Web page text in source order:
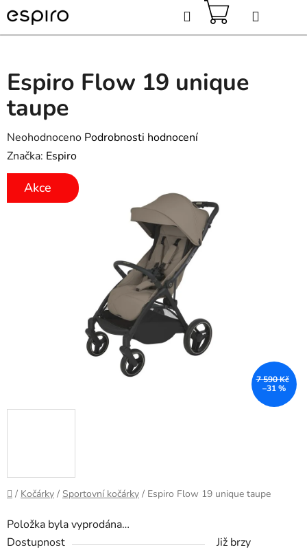
Přejít
na
obsah
Hledat
KOŠÍK
Domů
/ Kočárky / Sportovní kočárky / Espiro Flow 19 unique taupe
Položka byla vyprodána…
Dostupnost
Již brzy
Espiro Flow 19 unique
taupe
Průměrné
hodnocení
produktu
Neohodnoceno Podrobnosti hodnocení
Značka: Espiro
Akce
7 590 Kč
–31 %